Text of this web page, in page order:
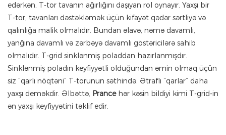
edərkən, T-tor tavanın ağırlığını daşıyan rol oynayır. Yaxşı bir
T-tor, tavanları dəstəkləmək üçün kifayət qədər sərtliyə və
qalınlığa malik olmalıdır. Bundan əlavə, nəmə davamlı,
yanğına davamlı və zərbəyə davamlı göstəricilərə sahib
olmalıdır. T-grid sinklənmiş poladdan hazırlanmışdır.
Sinklənmiş poladın keyfiyyətli olduğundan əmin olmaq üçün
siz “qarlı nöqtəni” T-torunun səthində. Ətraflı “qarlar” daha
yaxşı deməkdir. Əlbəttə, Prance hər kəsin bildiyi kimi T-grid-in
ən yaxşı keyfiyyətini təklif edir.